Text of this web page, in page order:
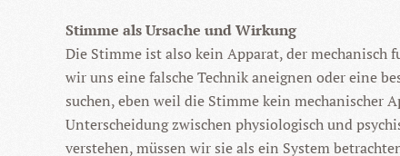
Stimme als Ursache und Wirkung
Die Stimme ist also kein Apparat, der mechanisch
wir uns eine falsche Technik aneignen oder eine
suchen, eben weil die Stimme kein mechanischer
Unterscheidung zwischen physiologisch und
verstehen, müssen wir sie als ein System